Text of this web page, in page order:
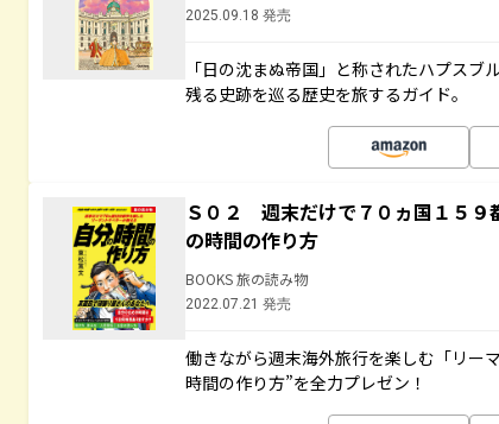
2025.09.18 発売
「日の沈まぬ帝国」と称されたハプス
残る史跡を巡る歴史を旅するガイド。
Ｓ０２ 週末だけで７０ヵ国１５９
の時間の作り方
BOOKS 旅の読み物
2022.07.21 発売
働きながら週末海外旅行を楽しむ「リー
時間の作り方”を全力プレゼン！